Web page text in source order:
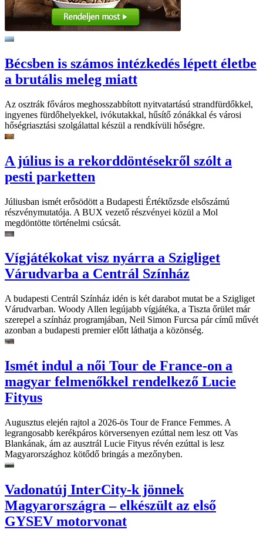
Bécsben is számos intézkedés lépett életbe
a brutális meleg miatt
Az osztrák főváros meghosszabbított nyitvatartású strandfürdőkkel,
ingyenes fürdőhelyekkel, ivókutakkal, hűsítő zónákkal és városi
hőségriasztási szolgálattal készül a rendkívüli hőségre.
A július is a rekorddöntésekről szólt a
pesti parketten
Júliusban ismét erősödött a Budapesti Értéktőzsde elsőszámú
részvénymutatója. A BUX vezető részvényei közül a Mol
megdöntötte történelmi csúcsát.
Vígjátékokat visz nyárra a Szigliget
Várudvarba a Centrál Színház
A budapesti Centrál Színház idén is két darabot mutat be a Szigliget
Várudvarban. Woody Allen legújabb vígjátéka, a Tiszta őrület már
szerepel a színház programjában, Neil Simon Furcsa pár című művét
azonban a budapesti premier előtt láthatja a közönség.
Ismét indul a női Tour de France-on a
magyar felmenőkkel rendelkező Lucie
Fityus
Augusztus elején rajtol a 2026-ös Tour de France Femmes. A
legrangosabb kerékpáros körversenyen ezúttal nem lesz ott Vas
Blankának, ám az ausztrál Lucie Fityus révén ezúttal is lesz
Magyarországhoz kötődő bringás a mezőnyben.
Vadonatúj InterCity-k jönnek
Magyarországra – elkészült az első
GYSEV motorvonat